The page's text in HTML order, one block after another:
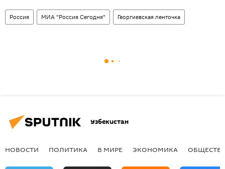
Россия МИА "Россия Сегодня" Георгиевская ленточка
Узбекистан
НОВОСТИ ПОЛИТИКА В МИРЕ ЭКОНОМИКА